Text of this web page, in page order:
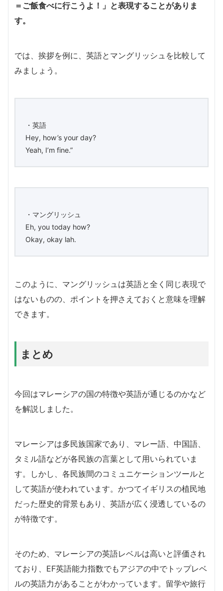
＝ご飯食べに行こうよ！」と表現することがありま
す。
では、挨拶を例に、英語とマングリッシュを比較して
みましょう。
・英語
Hey, how’s your day?
Yeah, I’m fine.”
・マングリッシュ
Eh, you today how?
Okay, okay lah.
このように、マングリッシュは英語と全く同じ表現で
はないものの、ポイントを押さえておくと意味を理解
できます。
まとめ
今回はマレーシアの国の特徴や英語が通じるのかなど
を解説しました。
マレーシアは多民族国家であり、マレー語、中国語、
タミル語などが各民族の言葉として用いられていま
す。しかし、各民族間のコミュニケーションツールと
して英語が使われています。かつてイギリスの植民地
だった歴史的背景もあり、英語が広く浸透しているの
が特徴です。
そのため、マレーシアの英語レベルは高いと評価され
ており、EF英語能力指数でもアジアの中でトップレベ
ルの英語力があることがわかっています。留学や旅行